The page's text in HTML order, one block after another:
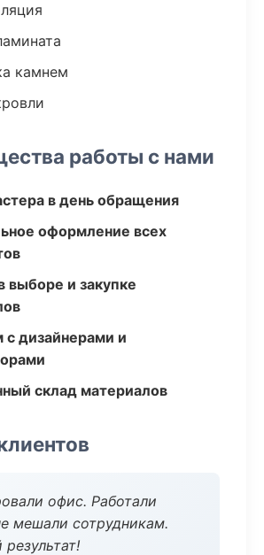
камнем
работы с нами
в день обращения
оформление всех
и закупке
с дизайнерами и
склад материалов
офис. Работали
мешали сотрудникам.